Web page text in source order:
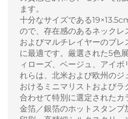
ます。
十分なサイズである
ので、存在感のあるネックレ
およびマルチレイヤーのブ
に最適です。厳選された5色
ィローズ、ベージュ、アイ
れらは、北米および欧州のジ
おけるミニマリストおよびラ
合わせて特別に選定されたカ
金箔／銀箔のホットスタンプ